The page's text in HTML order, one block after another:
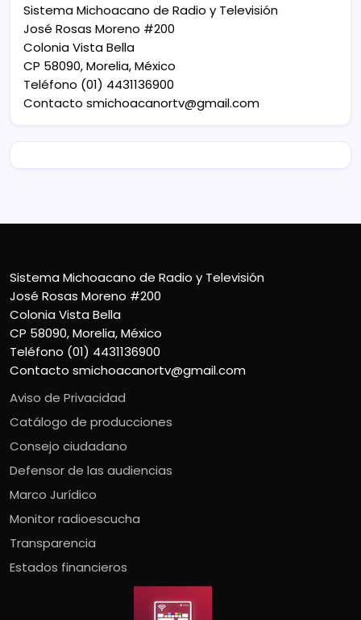
Sistema Michoacano de Radio y Televisión
José Rosas Moreno #200
Colonia Vista Bella
CP 58090, Morelia, México
Teléfono (01) 4431136900
Contacto smichoacanortv@gmail.com
Sistema Michoacano de Radio y Televisión
José Rosas Moreno #200
Colonia Vista Bella
CP 58090, Morelia, México
Teléfono (01) 4431136900
Contacto smichoacanortv@gmail.com
Aviso de Privacidad
Catálogo de producciones
Consejo ciudadano
Defensor de las audiencias
Marco Jurídico
Monitor radioescucha
Transparencia
Estados financieros